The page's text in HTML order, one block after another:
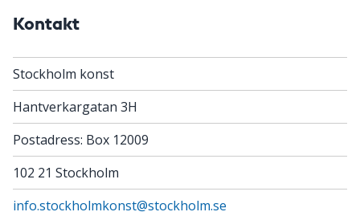
Kontakt
Stockholm konst
Hantverkargatan 3H
Postadress: Box 12009
102 21 Stockholm
info.stockholmkonst@stockholm.se